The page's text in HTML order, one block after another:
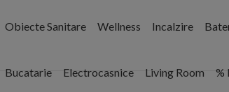
Obiecte Sanitare Wellness Incalzire
Bucatarie Electrocasnice Living Room %